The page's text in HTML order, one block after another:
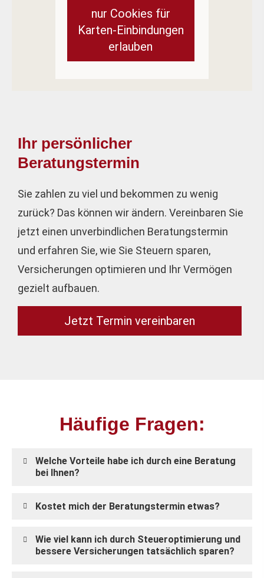
nur Cookies für
Karten-Einbindungen
erlauben
Ihr persönlicher
Beratungstermin
Sie zahlen zu viel und bekommen zu wenig
zurück? Das können wir ändern. Vereinbaren Sie
jetzt einen unverbindlichen Beratungstermin
und erfahren Sie, wie Sie Steuern sparen,
Versicherungen optimieren und Ihr Vermögen
gezielt aufbauen.
Jetzt Termin ver­ein­baren
Häufige Fragen:
Welche Vorteile habe ich durch eine Beratung
bei Ihnen?
Kostet mich der Beratungstermin etwas?
Wie viel kann ich durch Steueroptimierung und
bessere Versicherungen tatsächlich sparen?